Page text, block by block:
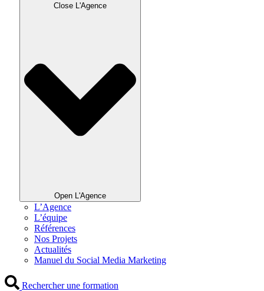
Close L'Agence
Open L'Agence
L’Agence
L’équipe
Références
Nos Projets
Actualités
Manuel du Social Media Marketing
Rechercher une formation